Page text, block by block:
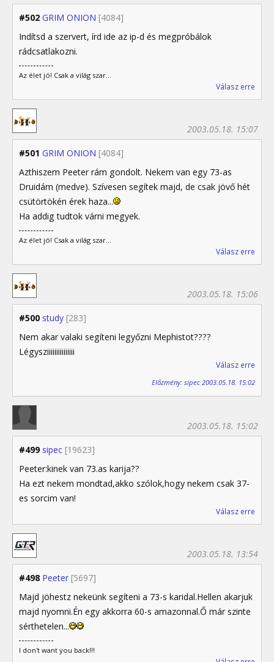
#502 GRIM ONION [4084]
Indítsd a szervert, írd ide az ip-d és megpróbálok
rádcsatlakozni.
Az élet jó! Csak a világ szar...
Válasz erre
#501 GRIM ONION [4084]
2003.05.18. 15:07
Azthiszem Peeter rám gondolt. Nekem van egy 73-as
Druidám (medve). Szívesen segítek majd, de csak jövő hét
csütörtökén érek haza...
Ha addig tudtok várni megyek.
Az élet jó! Csak a világ szar...
Válasz erre
#500 study [283]
2003.05.18. 15:06
Nem akar valaki segíteni legyőzni Mephistot????
Légysziiiiiiiiiiiiiii
Válasz erre
Előzmény: sipec 2003.05.18. 15:02
#499 sipec [19623]
2003.05.18. 15:02
Peeter:kinek van 73.as karija??
Ha ezt nekem mondtad,akko szólok,hogy nekem csak 37-
es sorcim van!
Válasz erre
#498 Peeter [5697]
2003.05.18. 13:54
Majd jöhestz nekeünk segíteni a 73-s karidal.Hellen akarjuk
majd nyomni.Én egy akkorra 60-s amazonnal.Ő már szinte
sérthetelen...
I don't want you back!!!